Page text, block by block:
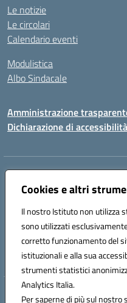
Cookies e altri
Il nostro Istituto non utilizza
sono utilizzati
corretto funzionamento del
istituzionali e alla sua
strumenti statistici
Analytics Italia.
Per saperne di più sul nostro
Le notizie
Le circolari
Calendario eventi
Modulistica
Albo Sindacale
Amministrazione
Dichiarazione di accessibilità
Indirizzo:
Centralino:0994722507 Email:
Codice fiscale: 90279480736
Codice meccanografico:
Codice unico di fatturazione (CUF):
Hosting &